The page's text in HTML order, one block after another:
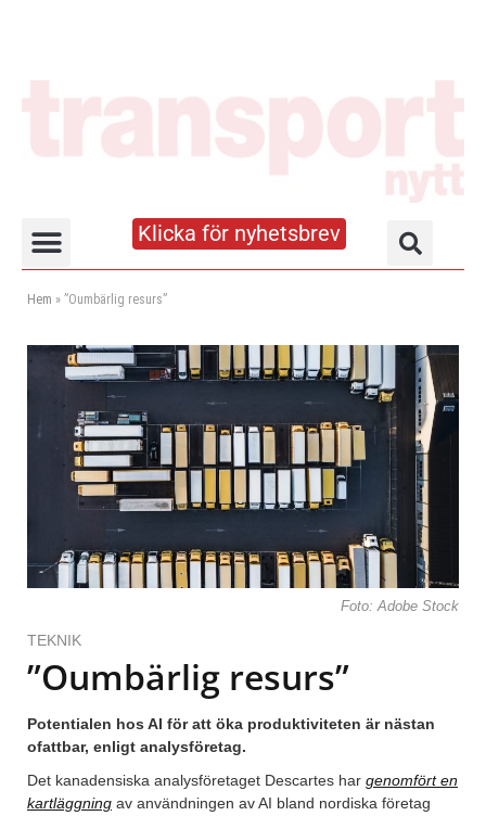
Klicka för nyhetsbrev
Hem » ”Oumbärlig resurs”
Foto: Adobe Stock
TEKNIK
”Oumbärlig resurs”
Potentialen hos AI för att öka produktiviteten är nästan
ofattbar, enligt analysföretag.
Det kanadensiska analysföretaget Descartes har genomfört en
kartläggning av användningen av AI bland nordiska företag